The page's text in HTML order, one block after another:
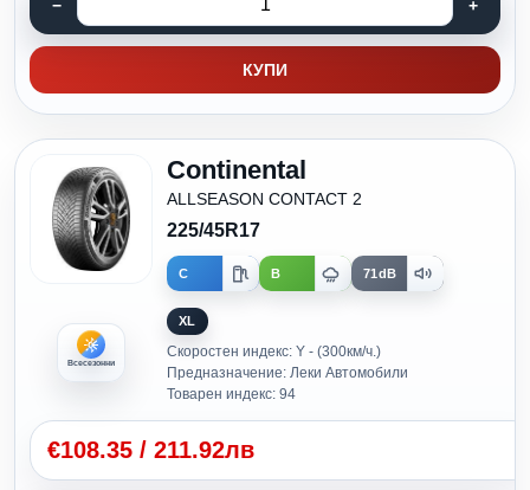
КУПИ
Всесезонни
Continental
ALLSEASON CONTACT 2
225/45R17
C B 71dB
XL
Скоростен индекс: Y - (300км/ч.)
Предназначение: Леки Автомобили
Товарен индекс: 94
€108.35 / 211.92лв